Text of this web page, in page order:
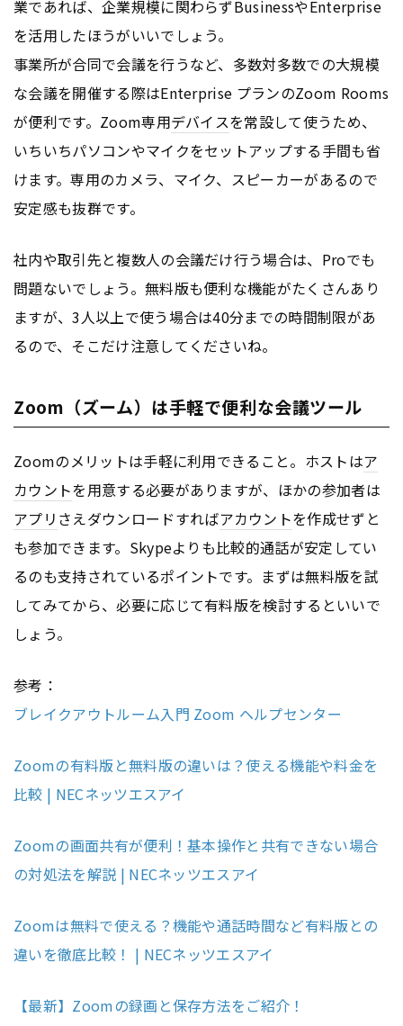
業であれば、企業規模に関わらずBusinessやEnterprise
を活用したほうがいいでしょう。
事業所が合同で会議を行うなど、多数対多数での大規模
な会議を開催する際はEnterprise プランのZoom Rooms
が便利です。Zoom専用デバイスを常設して使うため、
いちいちパソコンやマイクをセットアップする手間も省
けます。専用のカメラ、マイク、スピーカーがあるので
安定感も抜群です。
社内や取引先と複数人の会議だけ行う場合は、Proでも
問題ないでしょう。無料版も便利な機能がたくさんあり
ますが、3人以上で使う場合は40分までの時間制限があ
るので、そこだけ注意してくださいね。
Zoom（ズーム）は手軽で便利な会議ツール
Zoomのメリットは手軽に利用できること。ホストはア
カウントを用意する必要がありますが、ほかの参加者は
アプリ さえダウンロードすればアカウントを作成せずと
も参加できます。Skypeよりも比較的通話が安定してい
るのも支持されているポイントです。まずは無料版を試
してみてから、必要に応じて有料版を検討するといいで
しょう。
参考：
ブレイクアウトルーム入門 Zoom ヘルプセンター
Zoomの有料版と無料版の違いは？使える機能や料金を
比較 | NECネッツエスアイ
Zoomの画面共有が便利！基本操作と共有できない場合
の対処法を解説 | NECネッツエスアイ
Zoomは無料で使える？機能や通話時間など有料版との
違いを徹底比較！ | NECネッツエスアイ
【最新】Zoomの録画と保存方法をご紹介！